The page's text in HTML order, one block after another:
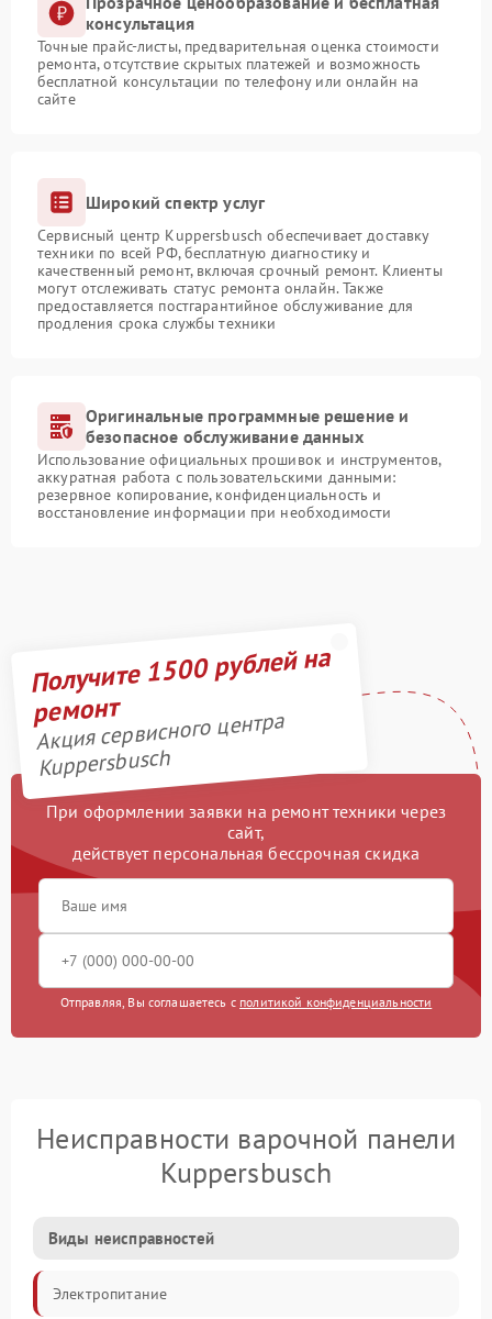
консультация
Точные прайс-листы, предварительная оценка стоимости
ремонта, отсутствие скрытых платежей и возможность
бесплатной консультации по телефону или онлайн на
сайте
Широкий спектр услуг
Сервисный центр Kuppersbusch обеспечивает доставку
техники по всей РФ, бесплатную диагностику и
качественный ремонт, включая срочный ремонт. Клиенты
могут отслеживать статус ремонта онлайн. Также
предоставляется постгарантийное обслуживание для
продления срока службы техники
Оригинальные программные решение и
безопасное обслуживание данных
Использование официальных прошивок и инструментов,
аккуратная работа с пользовательскими данными:
резервное копирование, конфиденциальность и
восстановление информации при необходимости
Получите 1500 рублей на
ремонт
Акция сервисного центра
Kuppersbusch
При оформлении заявки на ремонт техники через
сайт,
действует персональная бессрочная скидка
Отправляя, Вы соглашаетесь с политикой конфиденциальности
Неисправности варочной панели
Kuppersbusch
Виды неисправностей
Электропитание